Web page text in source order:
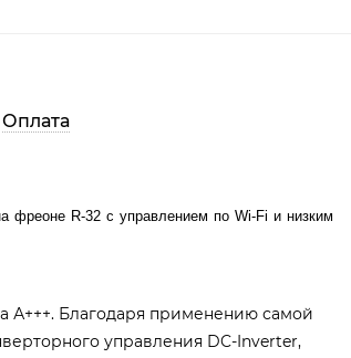
Оплата
фреоне R-32 с управлением по Wi-Fi и низким
А+++. Благодаря применению самой
управления DC-Inverter,